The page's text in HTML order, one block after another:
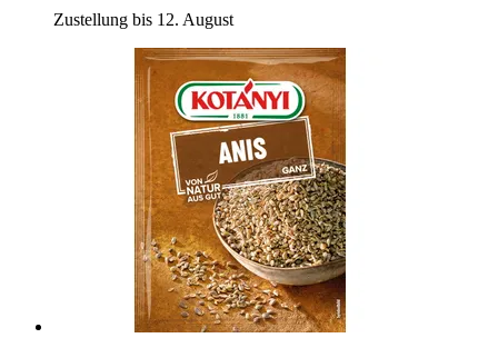
Zustellung bis 12. August